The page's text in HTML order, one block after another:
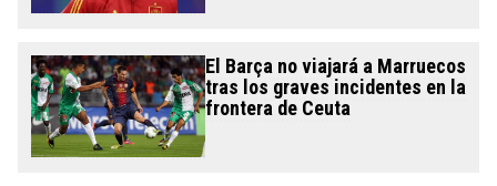
El Barça no viajará a Marruecos
tras los graves incidentes en la
frontera de Ceuta